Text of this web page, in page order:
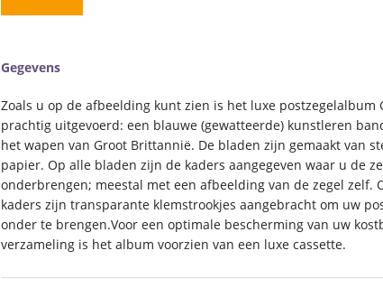
Gegevens
Zoals u op de afbeelding kunt zien is het luxe postzegelalbum
prachtig uitgevoerd: een blauwe (gewatteerde) kunstleren
het wapen van Groot Brittannië. De bladen zijn gemaakt van
papier. Op alle bladen zijn de kaders aangegeven waar u de
onderbrengen; meestal met een afbeelding van de zegel zelf.
kaders zijn transparante klemstrookjes aangebracht om uw
onder te brengen.Voor een optimale bescherming van uw
verzameling is het album voorzien van een luxe cassette.